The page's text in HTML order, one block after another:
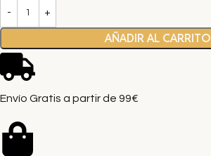
AÑADIR AL CARRITO
Envío Gratis a partir de 99€